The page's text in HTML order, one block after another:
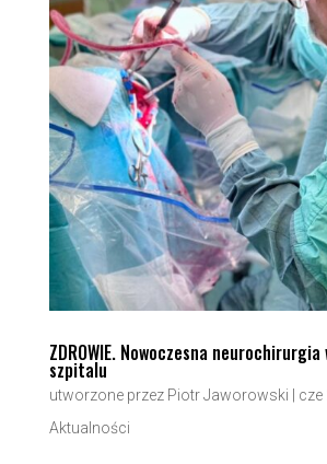
ZDROWIE. Nowoczesna
szpitalu
utworzone przez Piotr Jaworowski cze
Aktualności